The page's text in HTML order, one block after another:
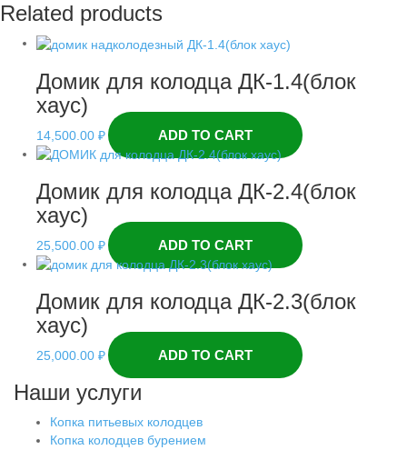
Related products
Домик для колодца ДК-1.4(блок
хаус)
14,500.00 ₽ ADD TO CART
Домик для колодца ДК-2.4(блок
хаус)
25,500.00 ₽ ADD TO CART
Домик для колодца ДК-2.3(блок
хаус)
25,000.00 ₽ ADD TO CART
Наши услуги
Копка питьевых колодцев
Копка колодцев бурением